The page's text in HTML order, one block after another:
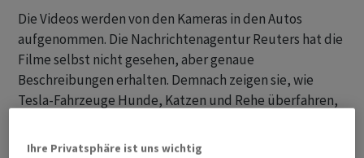
Die Videos werden von den Kameras in den Autos
aufgenommen. Die Nachrichtenagentur Reuters hat die
Filme ⁠selbst nicht gesehen, aber genaue
Beschreibungen erhalten. Demnach zeigen sie, wie
Tesla-Fahrzeuge Hunde, Katzen und Rehe überfahren,
ohne vorher zu bremsen. Spielende Kinder auf der
Ihre Privatsphäre ist uns wichtig